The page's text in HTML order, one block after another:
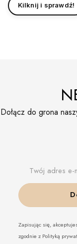
Kilknij i sprawdź!
Dołącz do grona
Twój adres e-
Zapisując się,
zgodnie z Polityką